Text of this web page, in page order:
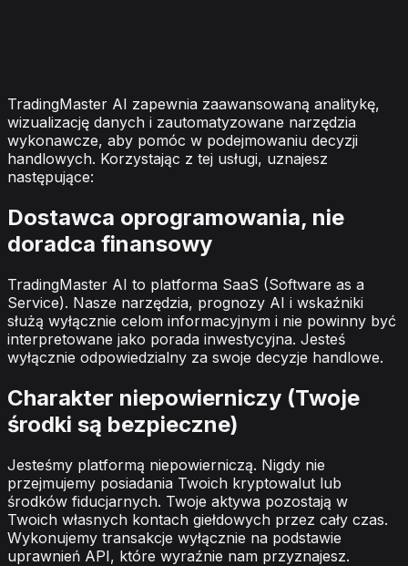
TradingMaster AI zapewnia zaawansowaną analitykę,
wizualizację danych i zautomatyzowane narzędzia
wykonawcze, aby pomóc w podejmowaniu decyzji
handlowych. Korzystając z tej usługi, uznajesz
następujące:
Dostawca oprogramowania, nie
doradca finansowy
TradingMaster AI to platforma SaaS (Software as a
Service). Nasze narzędzia, prognozy AI i wskaźniki
służą wyłącznie celom informacyjnym i nie powinny być
interpretowane jako porada inwestycyjna. Jesteś
wyłącznie odpowiedzialny za swoje decyzje handlowe.
Charakter niepowierniczy (Twoje
środki są bezpieczne)
Jesteśmy platformą niepowierniczą. Nigdy nie
przejmujemy posiadania Twoich kryptowalut lub
środków fiducjarnych. Twoje aktywa pozostają w
Twoich własnych kontach giełdowych przez cały czas.
Wykonujemy transakcje wyłącznie na podstawie
uprawnień API, które wyraźnie nam przyznajesz.